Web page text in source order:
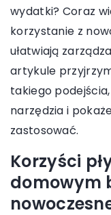
wydatki? Coraz
korzystanie z
ułatwiają
artykule
takiego
narzędzia i
zastosować.
Korzyści
domowym